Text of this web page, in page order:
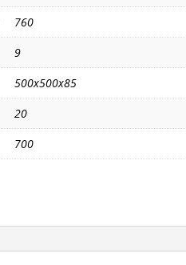
760
9
500x500x85
20
700